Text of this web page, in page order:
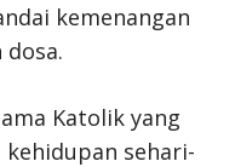
kemenangan
Katolik yang
sehari-